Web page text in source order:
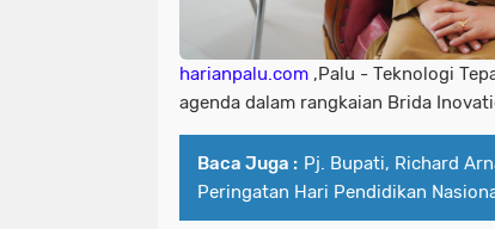
harianpalu.com ,Palu - Teknologi
agenda dalam rangkaian Brida
Baca Juga : Pj. Bupati, Richard
Peringatan Hari Pendidikan